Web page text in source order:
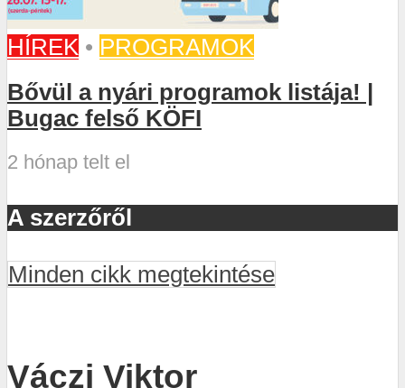
HÍREK • PROGRAMOK
Bővül a nyári programok listája! |
Bugac felső KÖFI
2 hónap telt el
A szerzőről
Minden cikk megtekintése
Váczi Viktor